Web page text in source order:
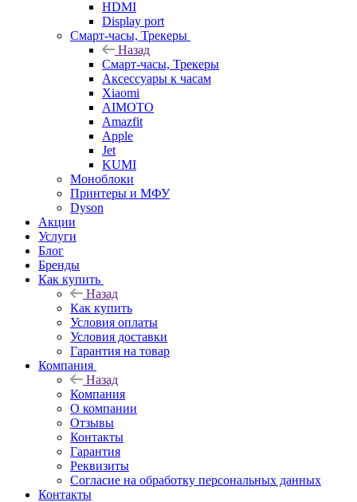
HDMI
Display port
Смарт-часы, Трекеры
Назад
Смарт-часы, Трекеры
Аксессуары к часам
Xiaomi
AIMOTO
Amazfit
Apple
Jet
KUMI
Моноблоки
Принтеры и МФУ
Dyson
Акции
Услуги
Блог
Бренды
Как купить
Назад
Как купить
Условия оплаты
Условия доставки
Гарантия на товар
Компания
Назад
Компания
О компании
Отзывы
Контакты
Гарантия
Реквизиты
Согласие на обработку персональных данных
Контакты